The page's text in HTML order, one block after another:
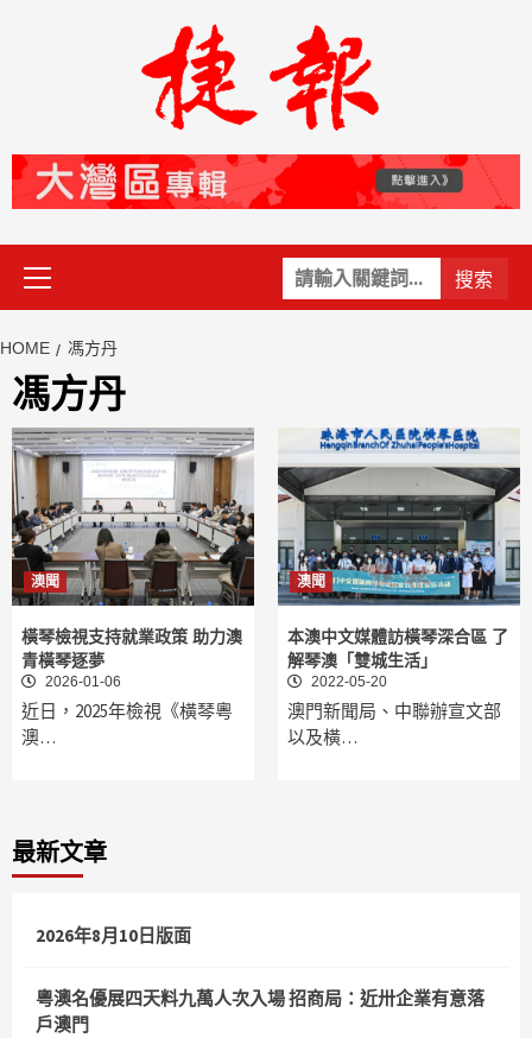
關
鍵
Primary
Menu
HOME 馮方丹
馮方丹
澳聞
橫琴檢視支持就業政策 助力澳
青橫琴逐夢
2026-01-06
近日，2025年檢視《橫琴粵
澳…
澳聞
本澳中文媒體訪橫琴深合區 了
解琴澳「雙城生活」
2022-05-20
澳門新聞局、中聯辦宣文部
以及橫…
最新文章
2026年8月10日版面
粵澳名優展四天料九萬人次入場 招商局：近卅企業有意落
戶澳門